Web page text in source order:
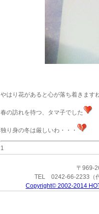
やはり花があると心が落ち着きます
春の訪れを待つ、タマ子でした
独り身の冬は厳しいわ・・・
1
〒969-
TEL 0242-66-2233
Copyright© 2002-2014